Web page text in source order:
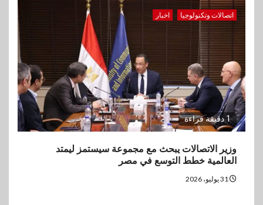
اتصالات وتكنولوجيا اخبار
1 دقيقة قراءة
وزير الاتصالات يبحث مع مجموعة سيستمز ليمتد
العالمية خطط التوسع في مصر